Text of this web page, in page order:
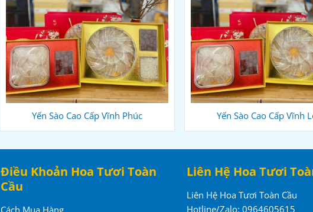
Yến Sào Cao Cấp Vĩnh Phúc Yến Sào Cao Cấp Vĩnh
Điều Khoản Hoa Tươi Toàn
Cầu
Cách Mua Hàng
Liên Hệ Hoa Tươi
Liên Hệ Hoa Tươi Toàn Cầu
Hotline/Zalo: 0964605615